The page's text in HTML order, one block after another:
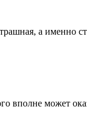
а именно
вполне может